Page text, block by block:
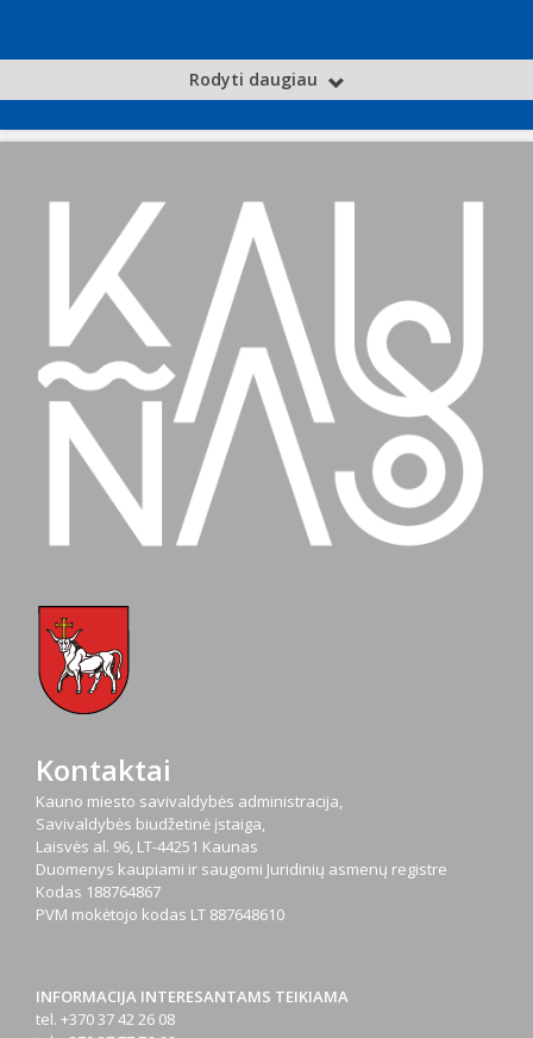
Rodyti daugiau
Kontaktai
Kauno miesto savivaldybės administracija,
Savivaldybės biudžetinė įstaiga,
Laisvės al. 96, LT-44251 Kaunas
Duomenys kaupiami ir saugomi Juridinių asmenų registre
Kodas 188764867
PVM mokėtojo kodas LT 887648610
INFORMACIJA INTERESANTAMS TEIKIAMA
tel. +370 37 42 26 08